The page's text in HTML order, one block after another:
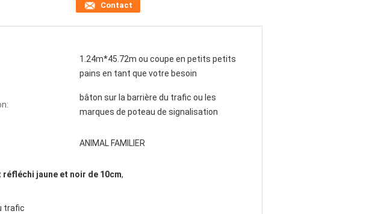
Contact
1.24m*45.72m ou coupe en petits petits
pains en tant que votre besoin
bâton sur la barrière du trafic ou les
marques de poteau de signalisation
ANIMAL FAMILIER
jaune et noir de 10cm,
trafic